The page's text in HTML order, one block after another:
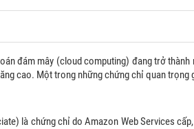
đám mây (cloud computing) đang trở
cao. Một trong những chứng chỉ quan trọng
là chứng chỉ do Amazon Web Services